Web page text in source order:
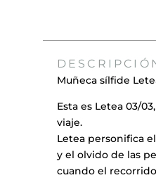
Muñeca sílfide
Esta es Letea 03/
viaje.
Letea personifica
y el olvido de las
cuando el